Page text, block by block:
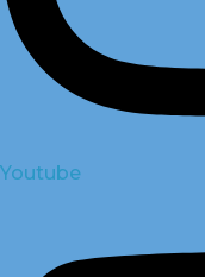
Youtube